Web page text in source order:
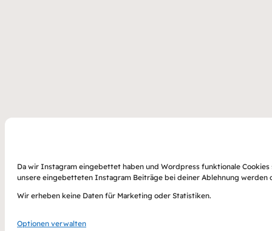
Da wir Instagram eingebettet haben und Wordpress funktionale
unsere eingebetteten Instagram Beiträge bei deiner Ablehnung werden
Wir erheben keine Daten für Marketing oder Statistiken.
Optionen verwalten